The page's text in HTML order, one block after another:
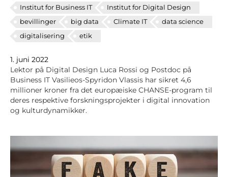
Institut for Business IT
Institut for Digital Design
bevillinger
big data Climate IT
data science
digitalisering
etik
1. juni 2022
Lektor på Digital Design Luca Rossi og Postdoc på
Business IT Vasilieos-Spyridon Vlassis har sikret 4,6
millioner kroner fra det europæiske CHANSE-program til
deres respektive forskningsprojekter i digital innovation
og kulturdynamikker.